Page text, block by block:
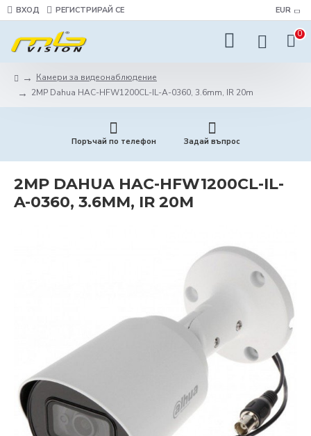
ВХОД РЕГИСТРИРАЙ СЕ EUR
0
Камери за видеонаблюдение
2MP Dahua HAC-HFW1200CL-IL-A-0360, 3.6mm, IR 20m
Поръчай по телефон Задай въпрос
2MP DAHUA HAC-HFW1200CL-IL-
A-0360, 3.6MM, IR 20M